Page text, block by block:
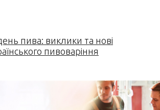
пива: виклики та нові
пивоваріння